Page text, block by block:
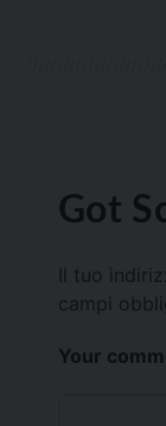
Got
Il tuo
campi
Your